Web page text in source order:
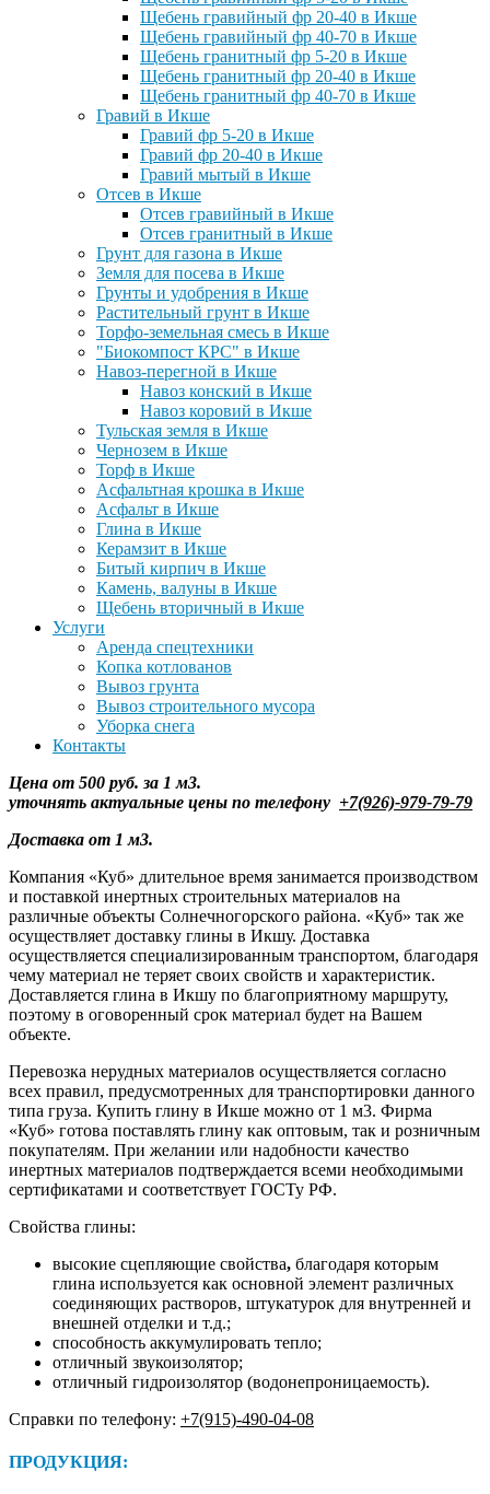
Щебень гравийный фр 20-40 в Икше
Щебень гравийный фр 40-70 в Икше
Щебень гранитный фр 5-20 в Икше
Щебень гранитный фр 20-40 в Икше
Щебень гранитный фр 40-70 в Икше
Гравий в Икше
Гравий фр 5-20 в Икше
Гравий фр 20-40 в Икше
Гравий мытый в Икше
Отсев в Икше
Отсев гравийный в Икше
Отсев гранитный в Икше
Грунт для газона в Икше
Земля для посева в Икше
Грунты и удобрения в Икше
Растительный грунт в Икше
Торфо-земельная смесь в Икше
"Биокомпост КРС" в Икше
Навоз-перегной в Икше
Навоз конский в Икше
Навоз коровий в Икше
Тульская земля в Икше
Чернозем в Икше
Торф в Икше
Асфальтная крошка в Икше
Асфальт в Икше
Глина в Икше
Керамзит в Икше
Битый кирпич в Икше
Камень, валуны в Икше
Щебень вторичный в Икше
Услуги
Аренда спецтехники
Копка котлованов
Вывоз грунта
Вывоз строительного мусора
Уборка снега
Контакты
Цена от 500 руб. за 1 м3.
уточнять актуальные цены по телефону +7(926)-979-79-79
Доставка от 1 м3.
Компания «Куб» длительное время занимается производством
и поставкой инертных строительных материалов на
различные объекты Солнечногорского района. «Куб» так же
осуществляет доставку глины в Икшу. Доставка
осуществляется специализированным транспортом, благодаря
чему материал не теряет своих свойств и характеристик.
Доставляется глина в Икшу по благоприятному маршруту,
поэтому в оговоренный срок материал будет на Вашем
объекте.
Перевозка нерудных материалов осуществляется согласно
всех правил, предусмотренных для транспортировки данного
типа груза. Купить глину в Икше можно от 1 м3. Фирма
«Куб» готова поставлять глину как оптовым, так и розничным
покупателям. При желании или надобности качество
инертных материалов подтверждается всеми необходимыми
сертификатами и соответствует ГОСТу РФ.
Свойства глины:
высокие сцепляющие свойства, благодаря которым
глина используется как основной элемент различных
соединяющих растворов, штукатурок для внутренней и
внешней отделки и т.д.;
способность аккумулировать тепло;
отличный звукоизолятор;
отличный гидроизолятор (водонепроницаемость).
Справки по телефону: +7(915)-490-04-08
ПРОДУКЦИЯ: